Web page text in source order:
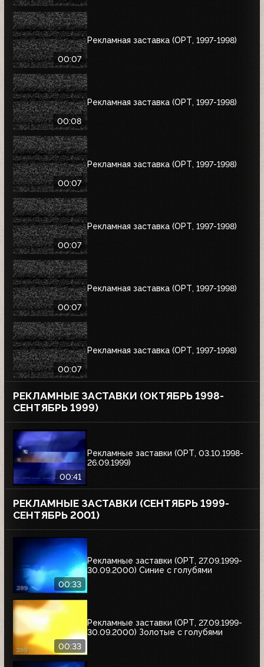
00:07
Рекламная заставка (ОРТ, 1997-1998)
00:08
Рекламная заставка (ОРТ, 1997-1998)
00:07
Рекламная заставка (ОРТ, 1997-1998)
00:07
Рекламная заставка (ОРТ, 1997-1998)
00:07
Рекламная заставка (ОРТ, 1997-1998)
00:07
Рекламная заставка (ОРТ, 1997-1998)
РЕКЛАМНЫЕ ЗАСТАВКИ (ОКТЯБРЬ 1998-
СЕНТЯБРЬ 1999)
00:41
Рекламные заставки (ОРТ, 03.10.1998-
26.09.1999)
РЕКЛАМНЫЕ ЗАСТАВКИ (СЕНТЯБРЬ 1999-
СЕНТЯБРЬ 2001)
00:33
Рекламные заставки (ОРТ, 27.09.1999-
30.09.2000) Синие с голубями
00:33
Рекламные заставки (ОРТ, 27.09.1999-
30.09.2000) Золотые с голубями